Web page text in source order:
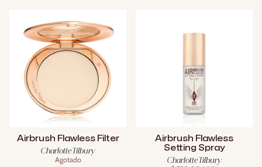
Airbrush Flawless Filter
Charlotte Tilbury
Agotado
Airbrush Flawless
Setting Spray
Charlotte Tilbury